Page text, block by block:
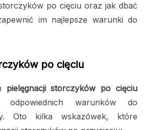
po cięciu oraz jak dbać
im najlepsze warunki do
po cięciu
pielęgnacji storczyków po cięciu
odpowiednich warunków do
Oto kilka wskazówek, które